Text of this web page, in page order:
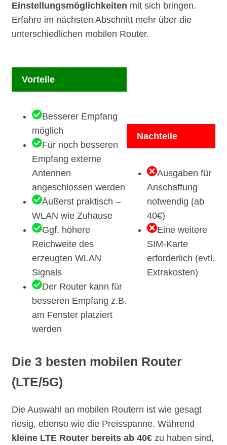
Einstellungsmöglichkeiten mit sich bringen.
Erfahre im nächsten Abschnitt mehr über die
unterschiedlichen mobilen Router.
Vorteile
Besserer Empfang
möglich
Für noch besseren
Empfang externe
Antennen
angeschlossen werden
Äußerst praktisch –
WLAN wie Zuhause
Ggf. höhere
Reichweite des
erzeugten WLAN
Signals
Der Router kann für
besseren Empfang z.B.
am Fenster platziert
werden
Nachteile
Ausgaben für
Anschaffung
notwendig (ab
40€)
Eine weitere
SIM-Karte
erforderlich (evtl.
Extrakosten)
Die 3 besten mobilen Router
(LTE/5G)
Die Auswahl an mobilen Routern ist wie gesagt
riesig, ebenso wie die Preisspanne. Während
kleine LTE Router bereits ab 40€ zu haben sind,